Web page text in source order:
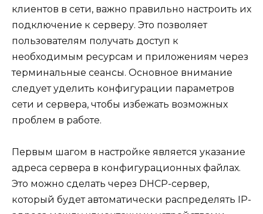
клиентов в сети, важно правильно настроить их
подключение к серверу. Это позволяет
пользователям получать доступ к
необходимым ресурсам и приложениям через
терминальные сеансы. Основное внимание
следует уделить конфигурации параметров
сети и сервера, чтобы избежать возможных
проблем в работе.
Первым шагом в настройке является указание
адреса сервера в конфигурационных файлах.
Это можно сделать через DHCP-сервер,
который будет автоматически распределять IP-